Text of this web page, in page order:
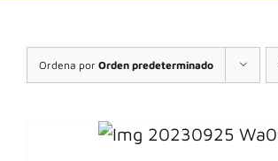
Ordena por Orden predeterminado